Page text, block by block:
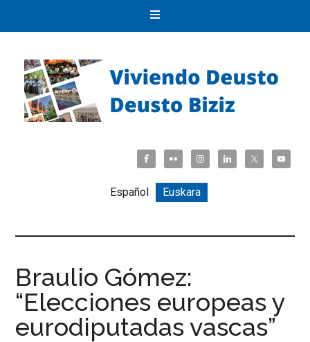
Español Euskara
Braulio Gómez:
“Elecciones europeas y
eurodiputadas vascas”